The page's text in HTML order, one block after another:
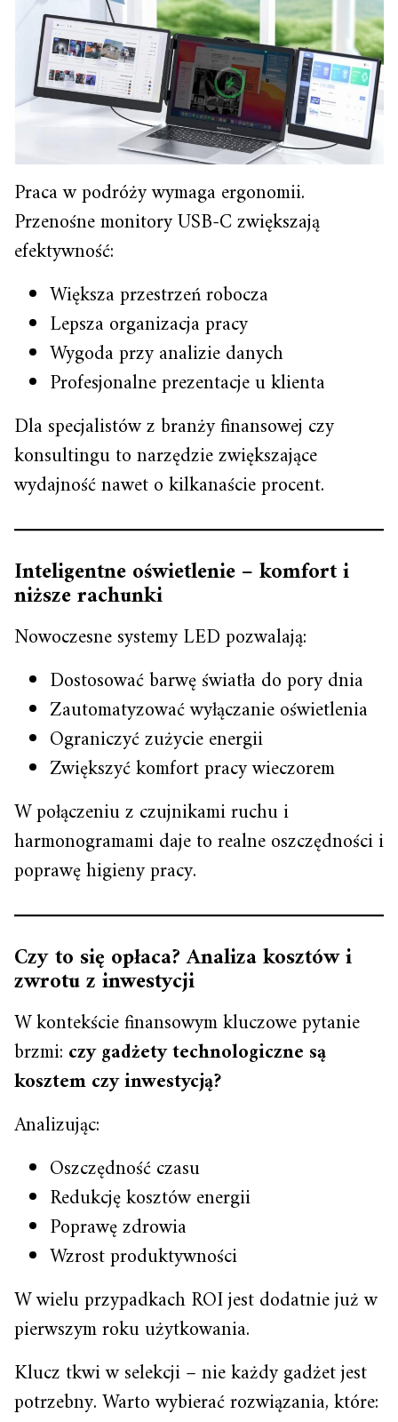
Praca w podróży wymaga ergonomii.
Przenośne monitory USB-C zwiększają
efektywność:
Większa przestrzeń robocza
Lepsza organizacja pracy
Wygoda przy analizie danych
Profesjonalne prezentacje u klienta
Dla specjalistów z branży finansowej czy
konsultingu to narzędzie zwiększające
wydajność nawet o kilkanaście procent.
Inteligentne oświetlenie – komfort i
niższe rachunki
Nowoczesne systemy LED pozwalają:
Dostosować barwę światła do pory dnia
Zautomatyzować wyłączanie oświetlenia
Ograniczyć zużycie energii
Zwiększyć komfort pracy wieczorem
W połączeniu z czujnikami ruchu i
harmonogramami daje to realne oszczędności i
poprawę higieny pracy.
Czy to się opłaca? Analiza kosztów i
zwrotu z inwestycji
W kontekście finansowym kluczowe pytanie
brzmi: czy gadżety technologiczne są
kosztem czy inwestycją?
Analizując:
Oszczędność czasu
Redukcję kosztów energii
Poprawę zdrowia
Wzrost produktywności
W wielu przypadkach ROI jest dodatnie już w
pierwszym roku użytkowania.
Klucz tkwi w selekcji – nie każdy gadżet jest
potrzebny. Warto wybierać rozwiązania, które: